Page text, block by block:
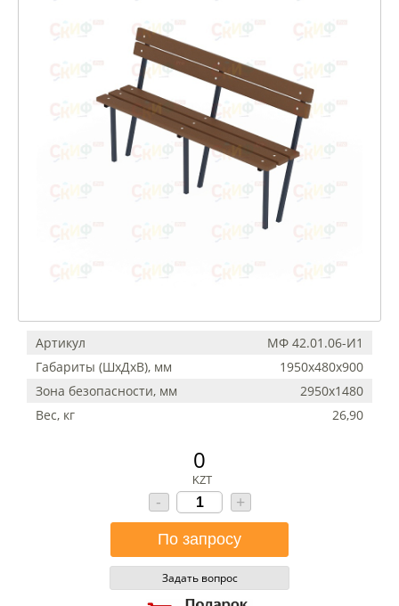
Артикул
МФ 42.01.06-И1
Габариты (ШхДхВ), мм
1950x480x900
Зона безопасности, мм
2950х1480
Вес, кг
26,90
0
KZT
- +
Задать вопрос